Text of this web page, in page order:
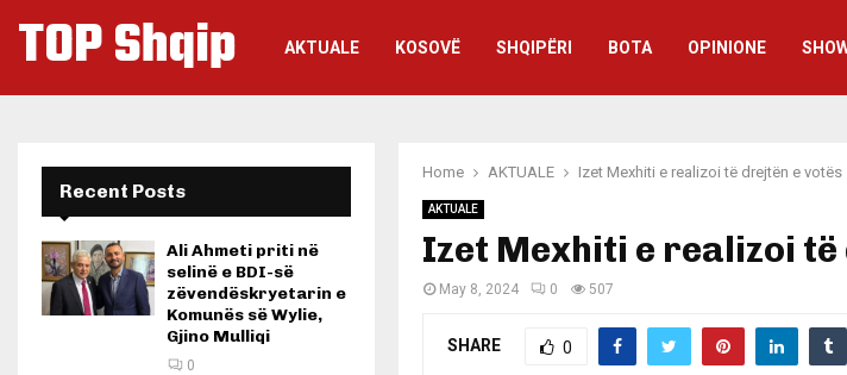
TOP Shqip AKTUALE KOSOVË SHQIPËRI BOTA OPINIONE
Home AKTUALE Izet Mexhiti e realizoi të drejtën e votës
AKTUALE
Izet Mexhiti e realizoi të
May 8, 2024 0 507
SHARE 0
Recent Posts
Ali Ahmeti priti në
selinë e BDI-së
zëvendëskryetarin e
Komunës së Wylie,
Gjino Mulliqi
0